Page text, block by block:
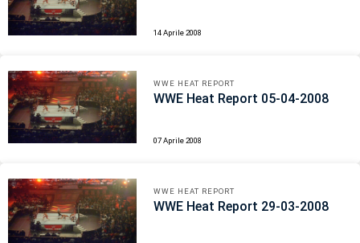
14 Aprile 2008
WWE HEAT REPORT
WWE Heat Report 05-04-2008
07 Aprile 2008
WWE HEAT REPORT
WWE Heat Report 29-03-2008